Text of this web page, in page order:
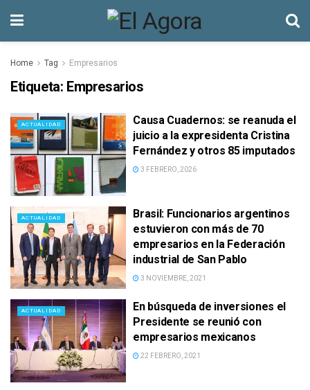
Home Tag Empresarios
Etiqueta: Empresarios
ACTUALIDAD
Causa Cuadernos: se reanuda el
juicio a la expresidenta Cristina
Fernández y otros 85 imputados
3 FEBRERO, 2026
ACTUALIDAD
Brasil: Funcionarios argentinos
estuvieron con más de 70
empresarios en la Federación
industrial de San Pablo
3 NOVIEMBRE, 2021
ACTUALIDAD
En búsqueda de inversiones el
Presidente se reunió con
empresarios mexicanos
22 FEBRERO, 2021